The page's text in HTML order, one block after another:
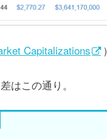
Capitalizations ）
はこの通り。